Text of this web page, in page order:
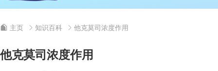
主页 知识百科 他克莫司浓度作用
他克莫司浓度作用